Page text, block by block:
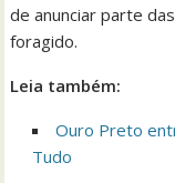
de anunciar parte
foragido.
Leia também:
Ouro Preto
Tudo